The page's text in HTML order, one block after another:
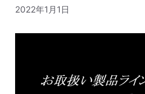
2022年1月1日